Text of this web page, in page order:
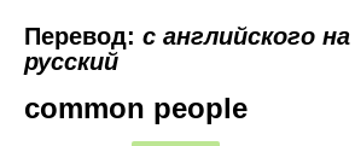
Перевод: с английского на
русский
common people